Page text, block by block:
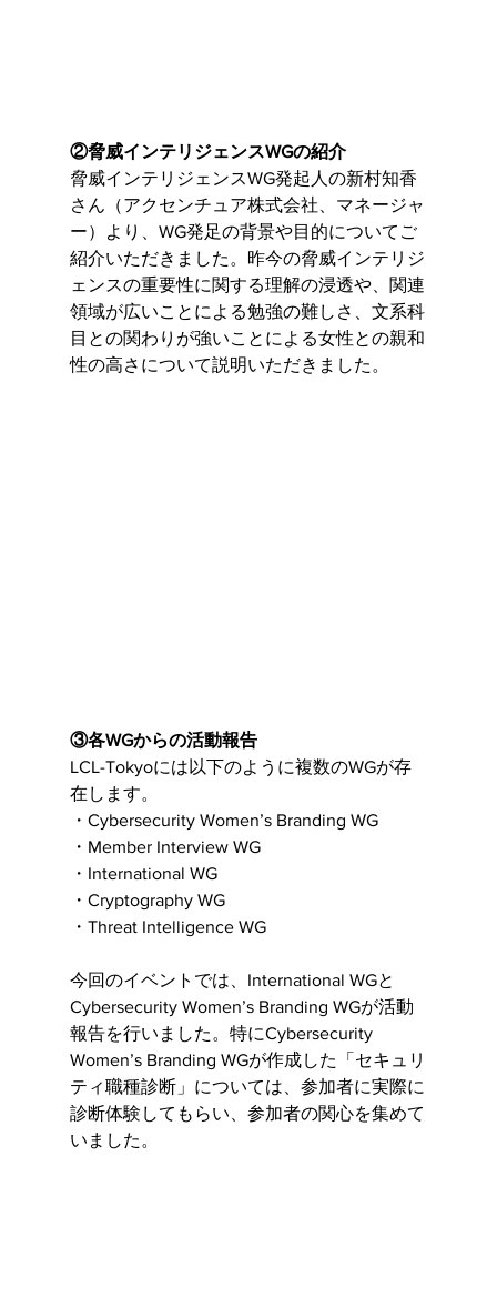
②脅威インテリジェンスWGの紹介
脅威インテリジェンスWG発起人の新村知香
さん（アクセンチュア株式会社、マネージャ
ー）より、WG発足の背景や目的についてご
紹介いただきました。昨今の脅威インテリジ
ェンスの重要性に関する理解の浸透や、関連
領域が広いことによる勉強の難しさ、文系科
目との関わりが強いことによる女性との親和
性の高さについて説明いただきました。
③各WGからの活動報告
LCL-Tokyoには以下のように複数のWGが存
在します。
・Cybersecurity Women’s Branding WG
・Member Interview WG
・International WG
・Cryptography WG
・Threat Intelligence WG
今回のイベントでは、International WGと
Cybersecurity Women’s Branding WGが活動
報告を行いました。特にCybersecurity
Women’s Branding WGが作成した「セキュリ
ティ職種診断」については、参加者に実際に
診断体験してもらい、参加者の関心を集めて
いました。